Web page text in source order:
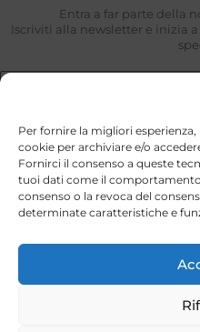
Per fornire la migliori
cookie per archiviare e/o
Fornirci il consenso a queste
tuoi dati come il
consenso o la revoca del
determinate caratteristiche e
Entra a far parte della
Iscriviti alla newsletter e inizia
Stili di Vita ©